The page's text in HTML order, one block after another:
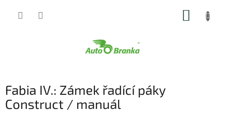
Fabia IV.: Zámek řadící páky
Construct / manuál